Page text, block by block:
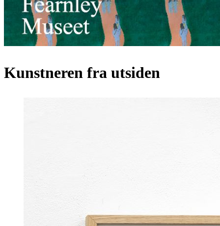
Kunstneren fra utsiden